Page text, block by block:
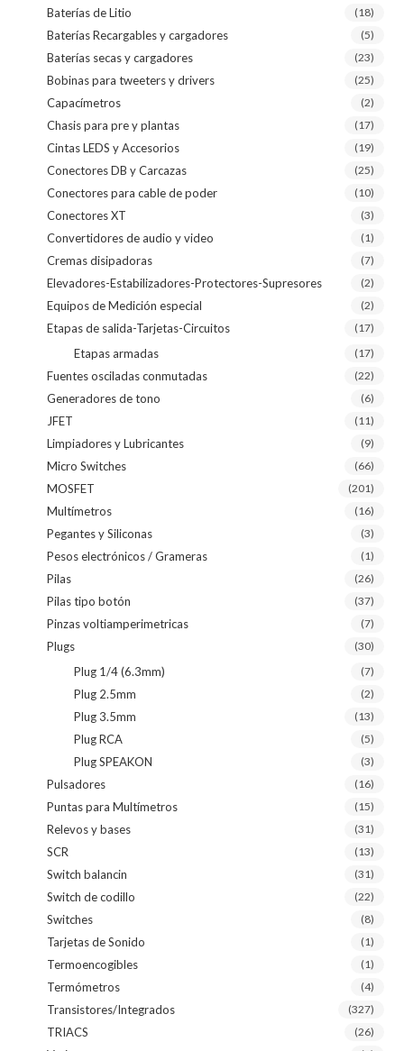
Baterías de Litio (18)
Baterías Recargables y cargadores (5)
Baterías secas y cargadores (23)
Bobinas para tweeters y drivers (25)
Capacímetros (2)
Chasis para pre y plantas (17)
Cintas LEDS y Accesorios (19)
Conectores DB y Carcazas (25)
Conectores para cable de poder (10)
Conectores XT (3)
Convertidores de audio y video (1)
Cremas disipadoras (7)
Elevadores-Estabilizadores-Protectores-Supresores (2)
Equipos de Medición especial (2)
Etapas de salida-Tarjetas-Circuitos (17)
Etapas armadas (17)
Fuentes osciladas conmutadas (22)
Generadores de tono (6)
JFET (11)
Limpiadores y Lubricantes (9)
Micro Switches (66)
MOSFET (201)
Multímetros (16)
Pegantes y Siliconas (3)
Pesos electrónicos / Grameras (1)
Pilas (26)
Pilas tipo botón (37)
Pinzas voltiamperimetricas (7)
Plugs (30)
Plug 1/4 (6.3mm) (7)
Plug 2.5mm (2)
Plug 3.5mm (13)
Plug RCA (5)
Plug SPEAKON (3)
Pulsadores (16)
Puntas para Multímetros (15)
Relevos y bases (31)
SCR (13)
Switch balancin (31)
Switch de codillo (22)
Switches (8)
Tarjetas de Sonido (1)
Termoencogibles (1)
Termómetros (4)
Transistores/Integrados (327)
TRIACS (26)